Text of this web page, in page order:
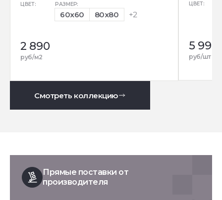
ЦВЕТ: РАЗМЕР:
60x60 80x80 +2
2 890
руб/м2
ЦВЕТ:
5 990
руб/шт
Смотреть коллекцию
Прямые поставки от
производителя